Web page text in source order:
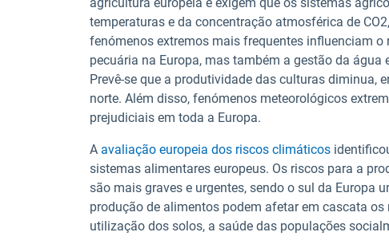
agricultura europeia e exigem que os sistemas
temperaturas e da concentração atmosférica de CO2,
fenómenos extremos mais frequentes influenciam
pecuária na Europa, mas também a gestão da
Prevê-se que a produtividade das culturas diminua,
norte. Além disso, fenómenos meteorológicos
prejudiciais em toda a Europa.
A avaliação europeia dos riscos climáticos
sistemas alimentares europeus. Os riscos para a
são mais graves e urgentes, sendo o sul da Europa
produção de alimentos podem afetar em cascata
utilização dos solos, a saúde das populações